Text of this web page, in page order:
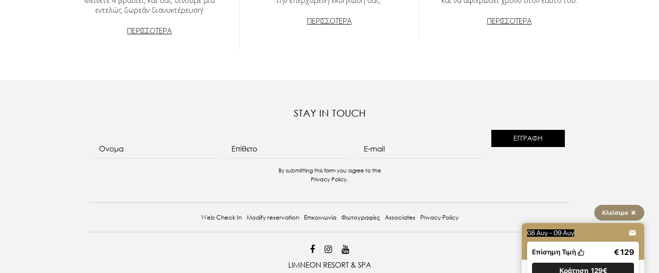
εντελώς δωρεάν διανυκτέρευση!
ΠΕΡΙΣΣΟΤΕΡΑ
ΠΕΡΙΣΣΟΤΕΡΑ ΠΕΡΙΣΣΟΤΕΡΑ
STAY IN TOUCH
By submitting this form you agree to the
Privacy Policy.
Web Check In Modify reservation Επικοινωνία Φωτογραφίες Associates Privacy Policy
LIMNEON RESORT & SPA
Κλείσιμο
08 Αυγ - 09 Αυγ
Επίσημη Τιμή € 129
Κράτηση 129€